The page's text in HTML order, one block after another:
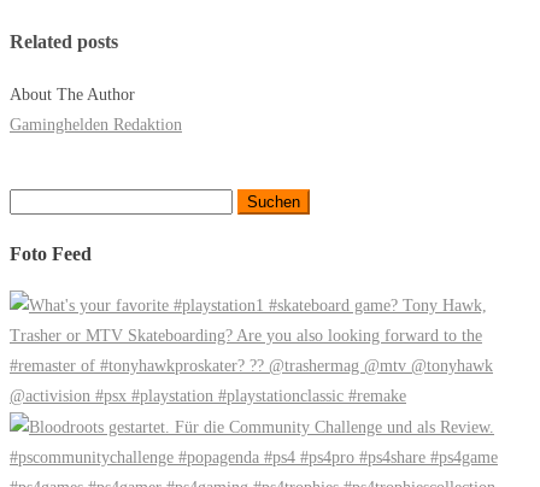
Related posts
About The Author
Gaminghelden Redaktion
Foto Feed